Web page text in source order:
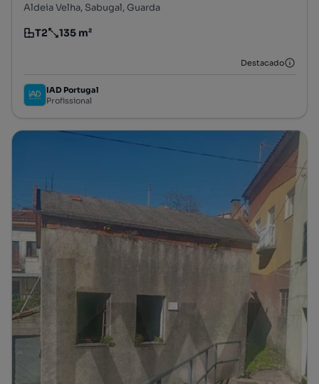
Aldeia Velha, Sabugal, Guarda
Tipologia
T2
Preço por metro quadrado
135 m²
Destacado
IAD Portugal
Profissional